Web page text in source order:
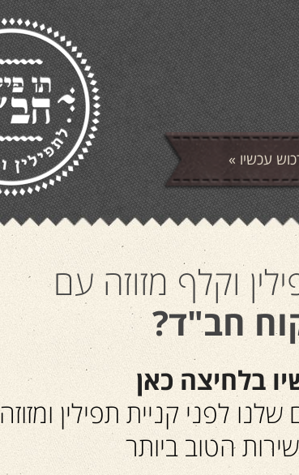
עכשיו »
וקלף מזוזה עם
חב"ד?
בלחיצה כאן
לפני קניית תפילין ומזוזה
הטוב ביותר